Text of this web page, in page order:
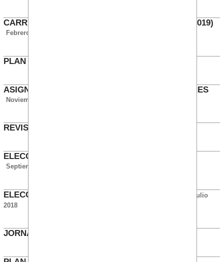
CARRERA PROFESIONAL TIC OPERACIONES (2019)
Febrero 2019
PLAN DE FORMACIÓN 2019
ASIGNACIÓN DE CATEGORIÁS TIC OPERACIONES
Noviembre 2018
REVISIÓN KILOMETRAJE (1)
ELECCIONES SINDICALES 2019 (BANKINTER)
Septiembre 2018
ELECCIONES SINDICALES 2019 (SECTORIAL)
Julio
2018
JORNADA PARTIDA EN AGOSTO TIC